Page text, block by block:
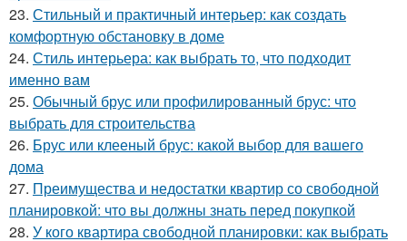
23. Стильный и практичный интерьер: как создать
комфортную обстановку в доме
24. Стиль интерьера: как выбрать то, что подходит
именно вам
25. Обычный брус или профилированный брус: что
выбрать для строительства
26. Брус или клееный брус: какой выбор для вашего
дома
27. Преимущества и недостатки квартир со свободной
планировкой: что вы должны знать перед покупкой
28. У кого квартира свободной планировки: как выбрать